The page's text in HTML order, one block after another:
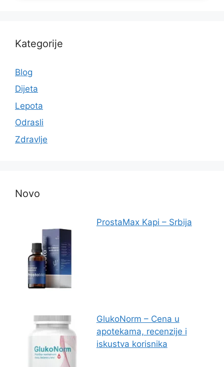
Kategorije
Blog
Dijeta
Lepota
Odrasli
Zdravlje
Novo
ProstaMax Kapi – Srbija
GlukoNorm – Cena u
apotekama, recenzije i
iskustva korisnika